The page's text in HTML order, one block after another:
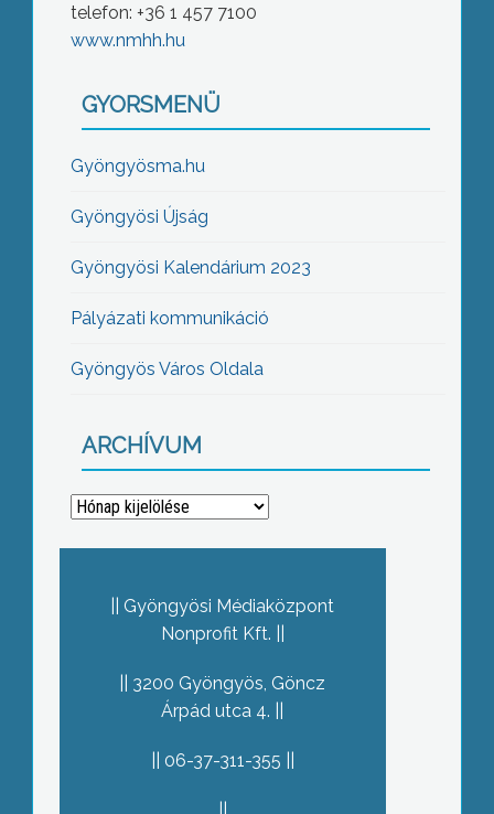
telefon: +36 1 457 7100
www.nmhh.hu
GYORSMENÜ
Gyöngyösma.hu
Gyöngyösi Újság
Gyöngyösi Kalendárium 2023
Pályázati kommunikáció
Gyöngyös Város Oldala
ARCHÍVUM
Archívum
Gyöngyösi Médiaközpont
Nonprofit Kft.
3200 Gyöngyös, Göncz
Árpád utca 4.
06-37-311-355